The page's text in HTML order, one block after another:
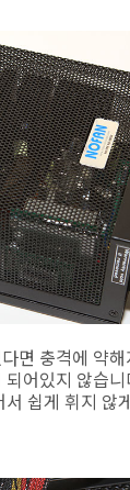
면 충격에 약
어있지 않습
쉽게 휘지 않